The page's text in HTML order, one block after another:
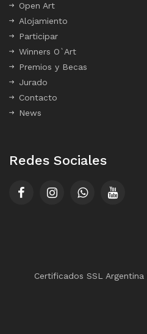
Open Art
Alojamiento
Participar
Winners O`Art
Premios y Becas
Jurado
Contacto
News
Redes Sociales
Certificados SSL Argentina